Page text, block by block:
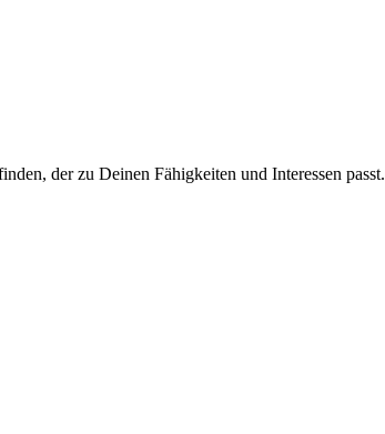
der zu Deinen Fähigkeiten und Interessen passt.